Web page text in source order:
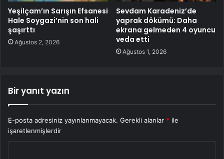
Yeşilçam’ın Sarışın Efsanesi
Hale Soygazi’nin son hali
şaşırttı
Ağustos 2, 2026
Sevdam Karadeniz’de
yaprak dökümü: Daha
ekrana gelmeden 4 oyuncu
veda etti
Ağustos 1, 2026
Bir yanıt yazın
E-posta adresiniz yayınlanmayacak. Gerekli alanlar * ile
işaretlenmişlerdir